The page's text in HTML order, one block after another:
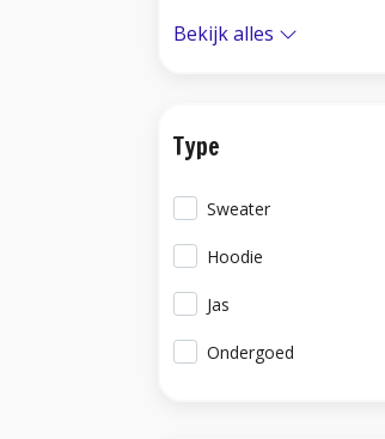
Bekijk alles
Type
Sweater
Hoodie
Jas
Ondergoed